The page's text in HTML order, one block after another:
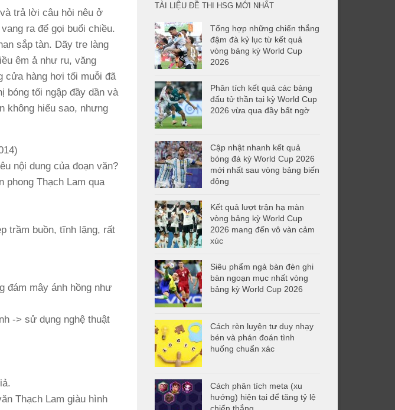
trả lời câu hỏi nêu ở
ra để gọi buổi chiều.
sắp tàn. Dãy tre làng
êm ả như ru, văng
cửa hàng hơi tối muỗi đã
bóng tối ngập đầy dần và
không hiểu sao, nhưng
nội dung của đoạn văn?
phong Thạch Lam qua
trầm buồn, tĩnh lặng, rất
đám mây ánh hồng như
-> sử dụng nghệ thuật
Thạch Lam giàu hình
TÀI LIỆU ĐỀ THI HSG MỚI NHẤT
Tổng hợp những chiến thắng
đậm đà kỷ lục từ kết quả
vòng bảng kỳ World Cup
2026
Phân tích kết quả các bảng
đấu tử thần tại kỳ World Cup
2026 vừa qua đầy bất ngờ
Cập nhật nhanh kết quả
bóng đá kỳ World Cup 2026
mới nhất sau vòng bảng biến
động
Kết quả lượt trận hạ màn
vòng bảng kỳ World Cup
2026 mang đến vô vàn cảm
xúc
Siêu phẩm ngả bàn đèn ghi
bàn ngoạn mục nhất vòng
bảng kỳ World Cup 2026
Cách rèn luyện tư duy nhạy
bén và phán đoán tình
huống chuẩn xác
Cách phân tích meta (xu
hướng) hiện tại để tăng tỷ lệ
chiến thắng